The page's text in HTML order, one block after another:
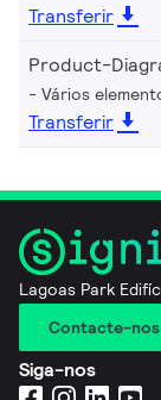
Transferir
Product-
Vários
Transferir
Lagoas Park
Contacte-nos
Siga-nos